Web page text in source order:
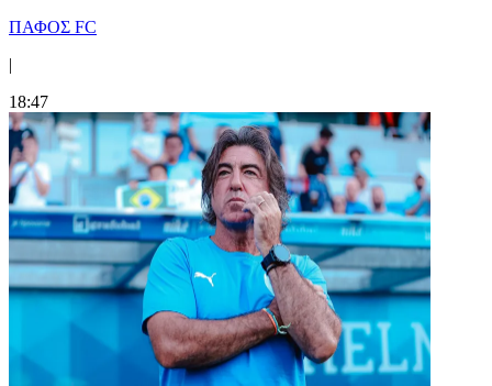
ΠΑΦΟΣ FC
|
18:47